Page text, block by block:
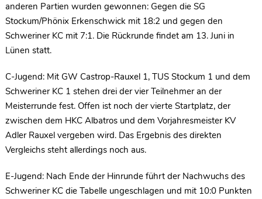
anderen Partien wurden gewonnen: Gegen die SG
Stockum/Phönix Erkenschwick mit 18:2 und gegen den
Schweriner KC mit 7:1. Die Rückrunde findet am 13. Juni in
Lünen statt.
C-Jugend: Mit GW Castrop-Rauxel 1, TUS Stockum 1 und dem
Schweriner KC 1 stehen drei der vier Teilnehmer an der
Meisterrunde fest. Offen ist noch der vierte Startplatz, der
zwischen dem HKC Albatros und dem Vorjahresmeister KV
Adler Rauxel vergeben wird. Das Ergebnis des direkten
Vergleichs steht allerdings noch aus.
E-Jugend: Nach Ende der Hinrunde führt der Nachwuchs des
Schweriner KC die Tabelle ungeschlagen und mit 10:0 Punkten